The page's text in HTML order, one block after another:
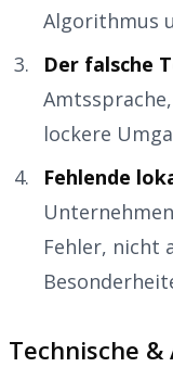
Algorithmus
Der falsche
lockere
Fehlende
Fehler, nicht
Technische